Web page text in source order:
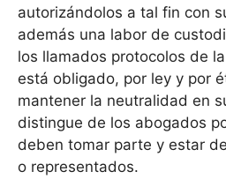
autorizándolos a tal fin con
además una labor de
los llamados protocolos de
está obligado, por ley y por
mantener la neutralidad en
distingue de los abogados
deben tomar parte y estar
o representados.